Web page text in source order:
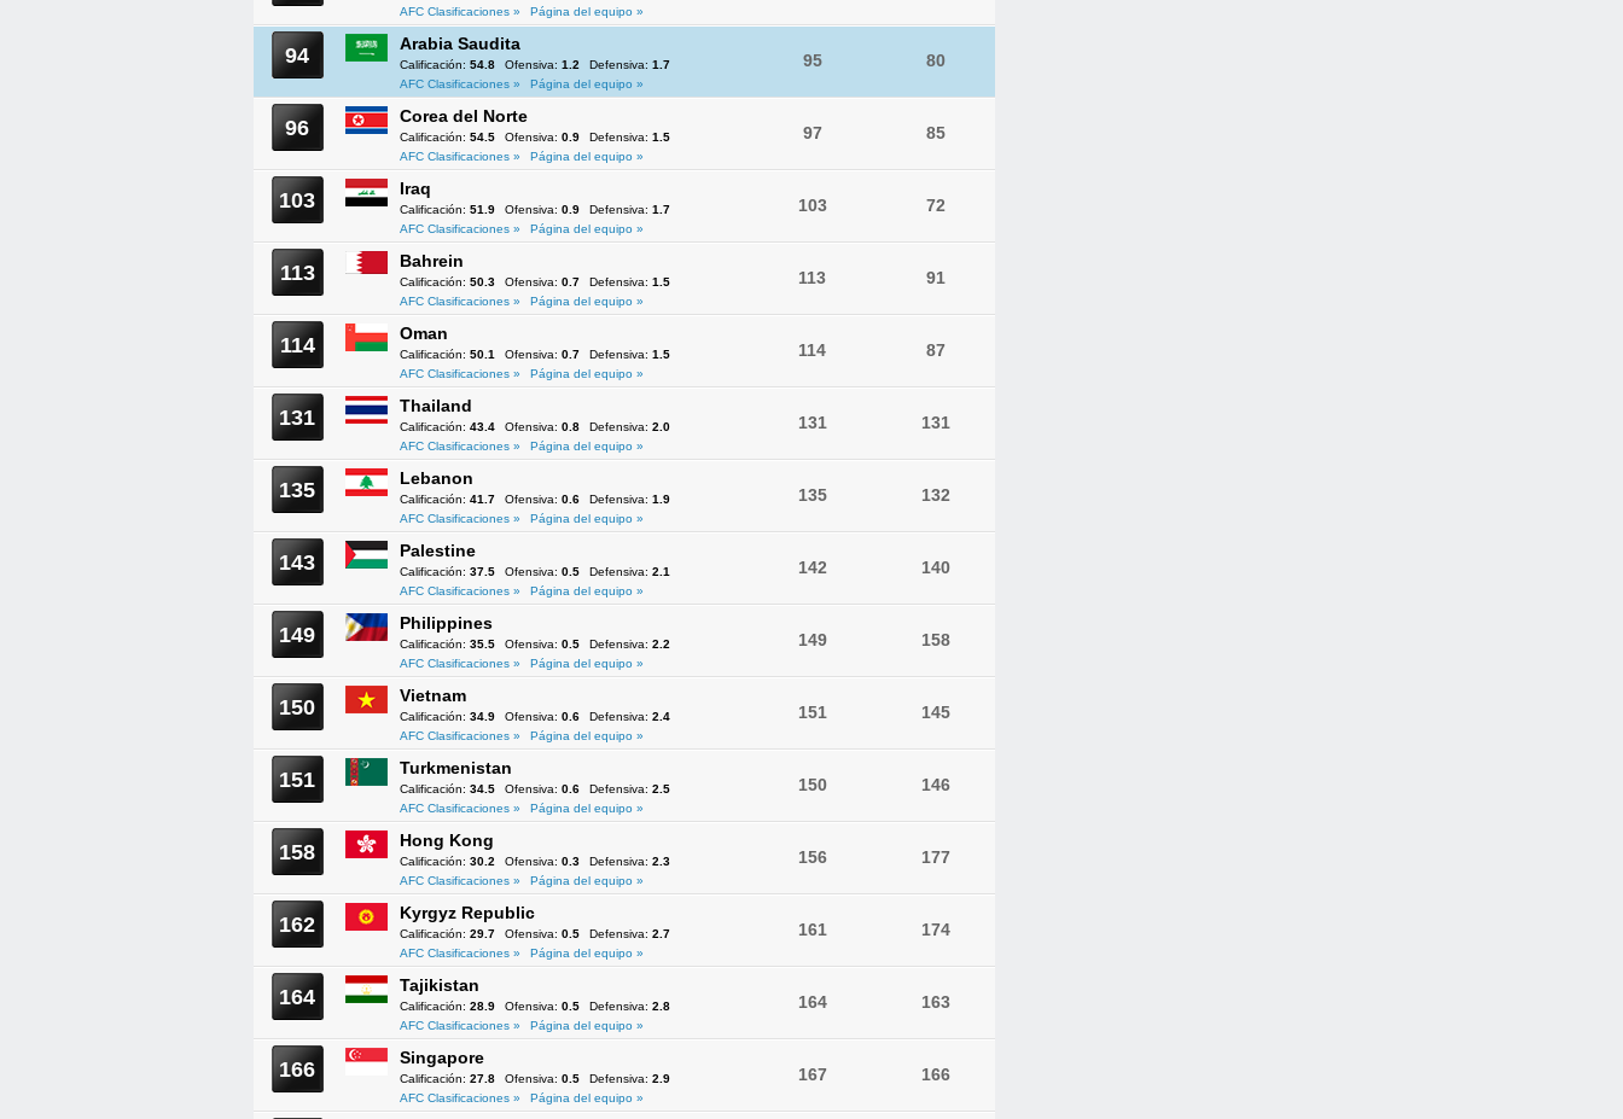
AFC Clasificaciones »
Página del equipo »
94 Arabia Saudita
Calificación: 54.8 Ofensiva: 1.2 Defensiva: 1.7
AFC Clasificaciones »
Página del equipo »
95 80
96 Corea del Norte
Calificación: 54.5 Ofensiva: 0.9 Defensiva: 1.5
AFC Clasificaciones »
Página del equipo »
97 85
103 Iraq
Calificación: 51.9 Ofensiva: 0.9 Defensiva: 1.7
AFC Clasificaciones »
Página del equipo »
103 72
113 Bahrein
Calificación: 50.3 Ofensiva: 0.7 Defensiva: 1.5
AFC Clasificaciones »
Página del equipo »
113 91
114 Oman
Calificación: 50.1 Ofensiva: 0.7 Defensiva: 1.5
AFC Clasificaciones »
Página del equipo »
114 87
131 Thailand
Calificación: 43.4 Ofensiva: 0.8 Defensiva: 2.0
AFC Clasificaciones »
Página del equipo »
131 131
135 Lebanon
Calificación: 41.7 Ofensiva: 0.6 Defensiva: 1.9
AFC Clasificaciones »
Página del equipo »
135 132
143 Palestine
Calificación: 37.5 Ofensiva: 0.5 Defensiva: 2.1
AFC Clasificaciones »
Página del equipo »
142 140
149 Philippines
Calificación: 35.5 Ofensiva: 0.5 Defensiva: 2.2
AFC Clasificaciones »
Página del equipo »
149 158
150 Vietnam
Calificación: 34.9 Ofensiva: 0.6 Defensiva: 2.4
AFC Clasificaciones »
Página del equipo »
151 145
151 Turkmenistan
Calificación: 34.5 Ofensiva: 0.6 Defensiva: 2.5
AFC Clasificaciones »
Página del equipo »
150 146
158 Hong Kong
Calificación: 30.2 Ofensiva: 0.3 Defensiva: 2.3
AFC Clasificaciones »
Página del equipo »
156 177
162 Kyrgyz Republic
Calificación: 29.7 Ofensiva: 0.5 Defensiva: 2.7
AFC Clasificaciones »
Página del equipo »
161 174
164 Tajikistan
Calificación: 28.9 Ofensiva: 0.5 Defensiva: 2.8
AFC Clasificaciones »
Página del equipo »
164 163
166 Singapore
Calificación: 27.8 Ofensiva: 0.5 Defensiva: 2.9
AFC Clasificaciones »
Página del equipo »
167 166